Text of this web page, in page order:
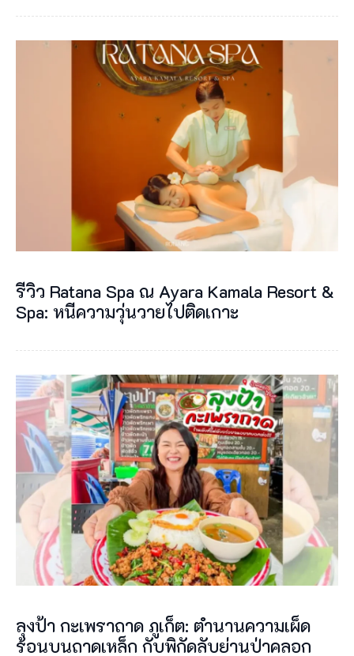
รีวิว Ratana Spa ณ Ayara Kamala Resort &
Spa: หนีความวุ่นวายไปติดเกาะ
ลุงป้า กะเพราถาด ภูเก็ต: ตำนานความเผ็ด
ร้อนบนถาดเหล็ก กับพิกัดลับย่านป่าคลอก
2 3 … 54 Next
Categories
ผจญภัยไปกับแนน
Tags
คำถาม,ภูเก็ต
เที่ยวกระบี่เดือนไหนดี 2026 หรอยจัง กระบี่ ครบเครื่องเรื่อง
กระบี่